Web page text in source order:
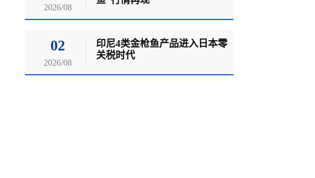
2026/08
02
2026/08
印尼4类金枪鱼产品进入日本零
关税时代